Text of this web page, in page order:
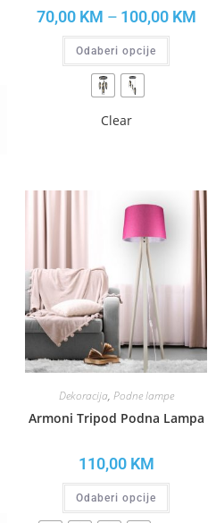
70,00 KM – 100,00 KM
Odaberi opcije
Clear
Dekoracija, Podne lampe
Armoni Tripod Podna Lampa
110,00 KM
Odaberi opcije